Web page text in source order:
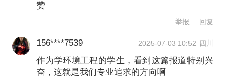
—水分调控—速率优化”三位一体控制技
术，突破≥98%大掺量磷石膏路基填筑工
赞
举报 回复
156****7539 2025-07-03 10:52 四川
作为学环境工程的学生，看到这篇报道特别兴
奋，这就是我们专业追求的方向啊